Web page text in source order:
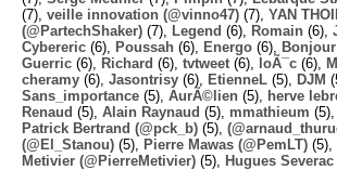
(7), veille innovation (@vinno47) (7), YAN
(@PartechShaker) (7), Legend (6), Romain (6),
Cybereric (6), Poussah (6), Energo (6),
Guerric (6), Richard (6), tvtweet (6), loÃ¯c (6),
cheramy (6), Jasontrisy (6), EtienneL (5), DJM
Sans_importance (5), AurÃ©lien (5), herve
Renaud (5), Alain Raynaud (5), mmathieum (5),
Patrick Bertrand (@pck_b) (5),
(@El_Stanou) (5), Pierre Mawas (@PemLT) (5),
Metivier (@PierreMetivier) (5), Hugues Severac